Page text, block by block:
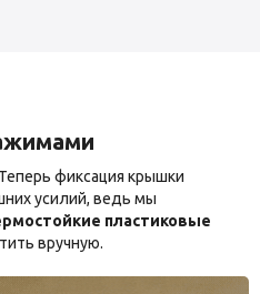
фиксация крышки
усилий, ведь мы
пластиковые
вручную.